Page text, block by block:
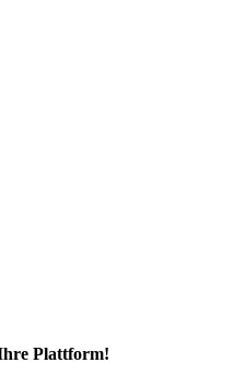
Ihre Plattform!